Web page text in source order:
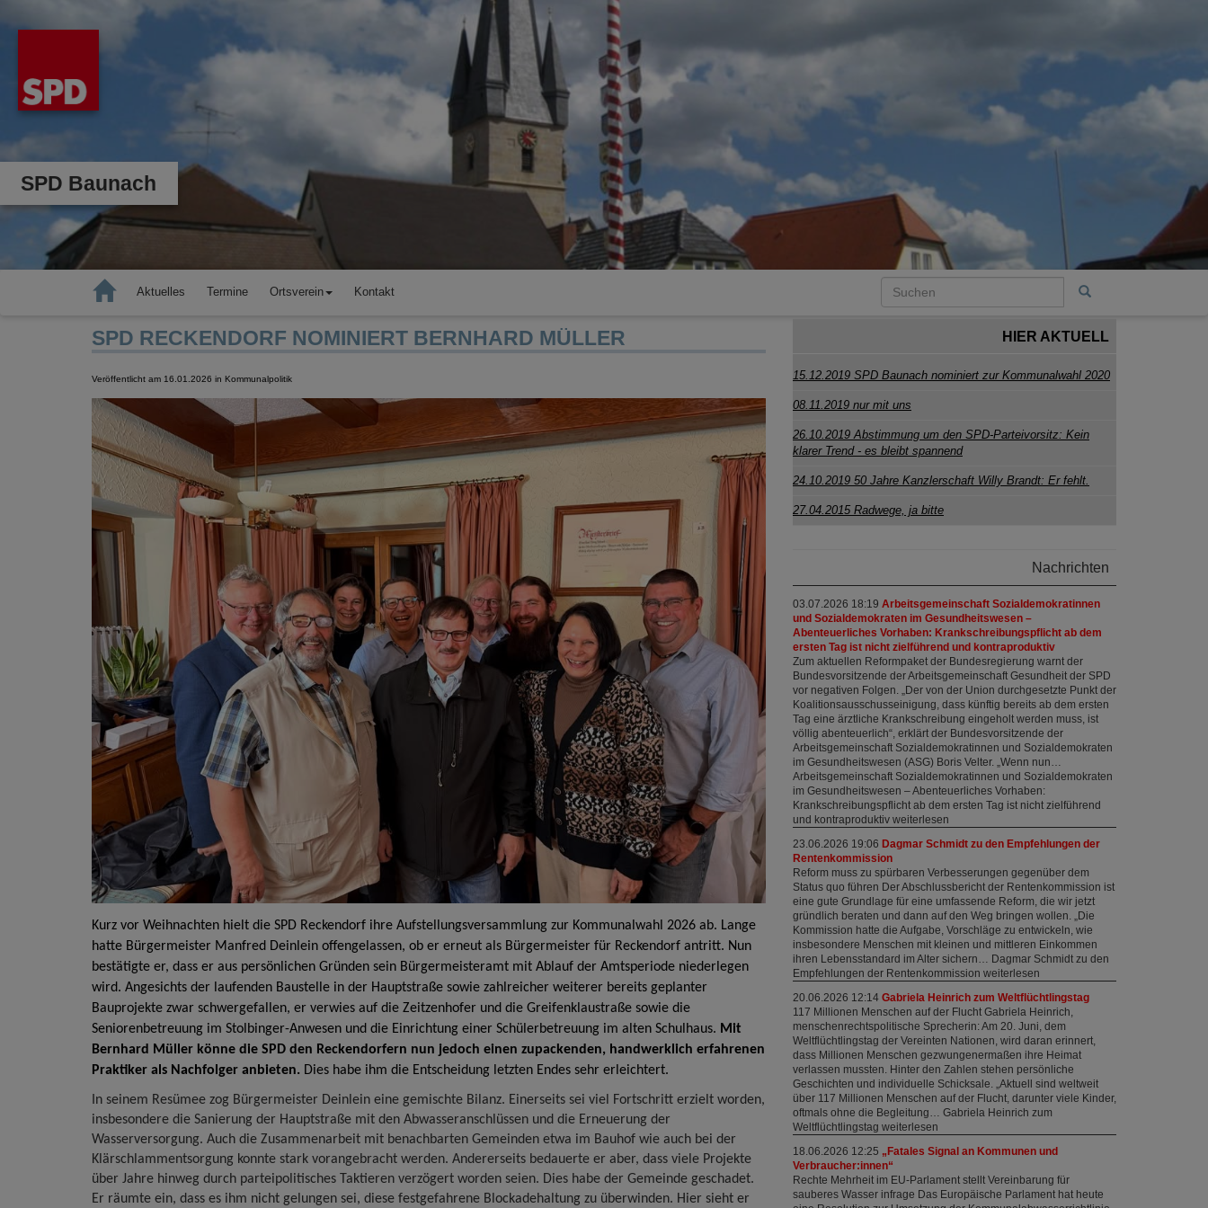
SPD Baunach
Aktuelles Termine Ortsverein Kontakt
SPD RECKENDORF NOMINIERT BERNHARD MÜLLER
Veröffentlicht am 16.01.2026 in Kommunalpolitik
Kurz vor Weihnachten hielt die SPD Reckendorf ihre Aufstellungsversammlung zur Kommunalwahl 2026 ab. Lange
hatte Bürgermeister Manfred Deinlein offengelassen, ob er erneut als Bürgermeister für Reckendorf antritt. Nun
bestätigte er, dass er aus persönlichen Gründen sein Bürgermeisteramt mit Ablauf der Amtsperiode niederlegen
wird. Angesichts der laufenden Baustelle in der Hauptstraße sowie zahlreicher weiterer bereits geplanter
Bauprojekte zwar schwergefallen, er verwies auf die Zeitzenhofer und die Greifenklaustraße sowie die
Seniorenbetreuung im Stolbinger-Anwesen und die Einrichtung einer Schülerbetreuung im alten Schulhaus. Mit
Bernhard Müller könne die SPD den Reckendorfern nun jedoch einen zupackenden, handwerklich erfahrenen
Praktiker als Nachfolger anbieten. Dies habe ihm die Entscheidung letzten Endes sehr erleichtert.
In seinem Resümee zog Bürgermeister Deinlein eine gemischte Bilanz. Einerseits sei viel Fortschritt erzielt worden,
insbesondere die Sanierung der Hauptstraße mit den Abwasseranschlüssen und die Erneuerung der
Wasserversorgung. Auch die Zusammenarbeit mit benachbarten Gemeinden etwa im Bauhof wie auch bei der
Klärschlammentsorgung konnte stark vorangebracht werden. Andererseits bedauerte er aber, dass viele Projekte
über Jahre hinweg durch parteipolitisches Taktieren verzögert worden seien. Dies habe der Gemeinde geschadet.
Er räumte ein, dass es ihm nicht gelungen sei, diese festgefahrene Blockadehaltung zu überwinden. Hier sieht er
HIER AKTUELL
15.12.2019 SPD Baunach nominiert zur Kommunalwahl 2020
08.11.2019 nur mit uns
26.10.2019 Abstimmung um den SPD-Parteivorsitz: Kein
klarer Trend - es bleibt spannend
24.10.2019 50 Jahre Kanzlerschaft Willy Brandt: Er fehlt.
27.04.2015 Radwege, ja bitte
Nachrichten
03.07.2026 18:19 Arbeitsgemeinschaft Sozialdemokratinnen
und Sozialdemokraten im Gesundheitswesen –
Abenteuerliches Vorhaben: Krankschreibungspflicht ab dem
ersten Tag ist nicht zielführend und kontraproduktiv
Zum aktuellen Reformpaket der Bundesregierung warnt der
Bundesvorsitzende der Arbeitsgemeinschaft Gesundheit der SPD
vor negativen Folgen. „Der von der Union durchgesetzte Punkt der
Koalitionsausschusseinigung, dass künftig bereits ab dem ersten
Tag eine ärztliche Krankschreibung eingeholt werden muss, ist
völlig abenteuerlich“, erklärt der Bundesvorsitzende der
Arbeitsgemeinschaft Sozialdemokratinnen und Sozialdemokraten
im Gesundheitswesen (ASG) Boris Velter. „Wenn nun…
Arbeitsgemeinschaft Sozialdemokratinnen und Sozialdemokraten
im Gesundheitswesen – Abenteuerliches Vorhaben:
Krankschreibungspflicht ab dem ersten Tag ist nicht zielführend
und kontraproduktiv weiterlesen
23.06.2026 19:06 Dagmar Schmidt zu den Empfehlungen der
Rentenkommission
Reform muss zu spürbaren Verbesserungen gegenüber dem
Status quo führen Der Abschlussbericht der Rentenkommission ist
eine gute Grundlage für eine umfassende Reform, die wir jetzt
gründlich beraten und dann auf den Weg bringen wollen. „Die
Kommission hatte die Aufgabe, Vorschläge zu entwickeln, wie
insbesondere Menschen mit kleinen und mittleren Einkommen
ihren Lebensstandard im Alter sichern… Dagmar Schmidt zu den
Empfehlungen der Rentenkommission weiterlesen
20.06.2026 12:14 Gabriela Heinrich zum Weltflüchtlingstag
117 Millionen Menschen auf der Flucht Gabriela Heinrich,
menschenrechtspolitische Sprecherin: Am 20. Juni, dem
Weltflüchtlingstag der Vereinten Nationen, wird daran erinnert,
dass Millionen Menschen gezwungenermaßen ihre Heimat
verlassen mussten. Hinter den Zahlen stehen persönliche
Geschichten und individuelle Schicksale. „Aktuell sind weltweit
über 117 Millionen Menschen auf der Flucht, darunter viele Kinder,
oftmals ohne die Begleitung… Gabriela Heinrich zum
Weltflüchtlingstag weiterlesen
18.06.2026 12:25 „Fatales Signal an Kommunen und
Verbraucher:innen“
Rechte Mehrheit im EU-Parlament stellt Vereinbarung für
sauberes Wasser infrage Das Europäische Parlament hat heute